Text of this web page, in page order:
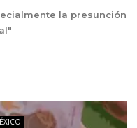
la presunción